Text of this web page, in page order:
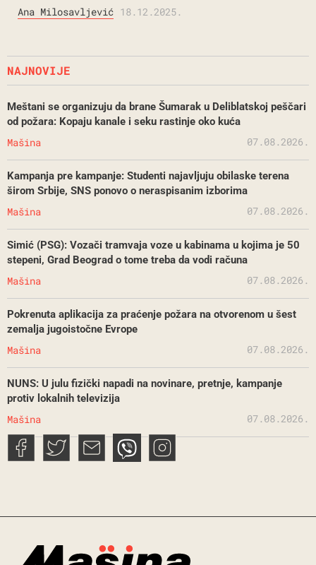
Ana Milosavljević 18.12.2025.
NAJNOVIJE
Meštani se organizuju da brane Šumarak u Deliblatskoj peščari
od požara: Kopaju kanale i seku rastinje oko kuća
Mašina 07.08.2026.
Kampanja pre kampanje: Studenti najavljuju obilaske terena
širom Srbije, SNS ponovo o neraspisanim izborima
Mašina 07.08.2026.
Simić (PSG): Vozači tramvaja voze u kabinama u kojima je 50
stepeni, Grad Beograd o tome treba da vodi računa
Mašina 07.08.2026.
Pokrenuta aplikacija za praćenje požara na otvorenom u šest
zemalja jugoistočne Evrope
Mašina 07.08.2026.
NUNS: U julu fizički napadi na novinare, pretnje, kampanje
protiv lokalnih televizija
Mašina 07.08.2026.